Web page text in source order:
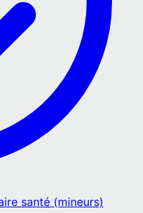
santé (mineurs)